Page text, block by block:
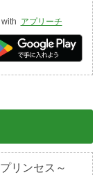
アプリーチ
リンセス～